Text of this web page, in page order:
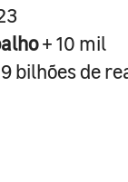
+ 10 mil
bilhões de